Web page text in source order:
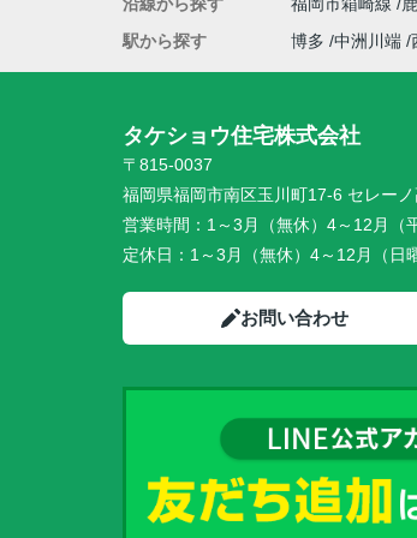
駅から探す
博多 中洲川端
タケショウ住宅株式会社
〒815-0037
福岡県福岡市南区玉川町17-6 セレー
営業時間： 1～3月（無休）4～12月（
定休日： 1～3月（無休）4～12月（日
お問い合わせ